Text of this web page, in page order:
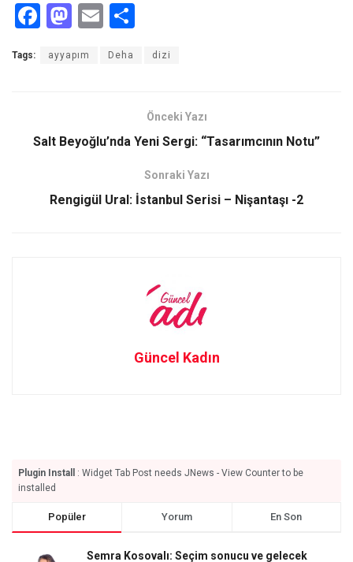
F
ce
o
M
st
o
E
ail
ar
Tags: ayyapım Deha dizi
Önceki Yazı
Salt Beyoğlu’nda Yeni Sergi: “Tasarımcının Notu”
Sonraki Yazı
Rengigül Ural: İstanbul Serisi – Nişantaşı -2
Güncel Kadın
Plugin Install
: Widget Tab Post needs JNews - View Counter to be
installed
Popüler Yorum En Son
Semra Kosovalı: Seçim sonucu ve gelecek